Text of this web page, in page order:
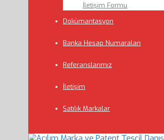
İletişim Formu
Dokümantasyon
Banka Hesap Numaraları
Referanslarımız
İletişim
Satılık Markalar